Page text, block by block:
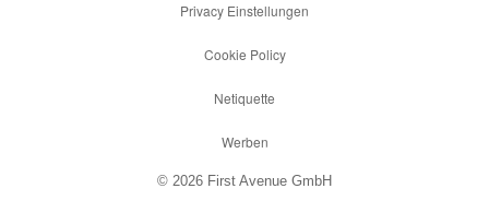
Privacy Einstellungen
Cookie Policy
Netiquette
Werben
© 2026 First Avenue GmbH